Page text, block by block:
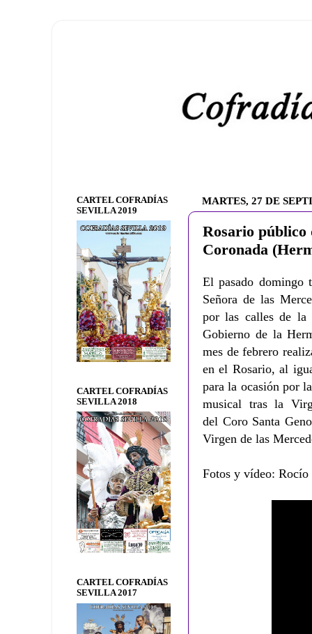
MARTES, 27 DE
Rosario público
Coronada
El pasado domingo
Señora de las
por las calles de la
Gobierno de la
mes de febrero
en el Rosario, al
para la ocasión por
musical tras la
del Coro Santa
Virgen de las
Fotos y vídeo: Rocío
CARTEL COFRADÍAS
SEVILLA 2019
CARTEL COFRADÍAS
SEVILLA 2018
CARTEL COFRADÍAS
SEVILLA 2017